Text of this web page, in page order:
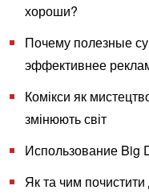
хороши?
Почему полезные
эффективнее
Комікси як
змінюють світ
Использование Big
Як та чим